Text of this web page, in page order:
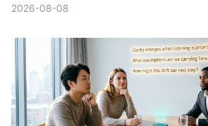
2026-08-08